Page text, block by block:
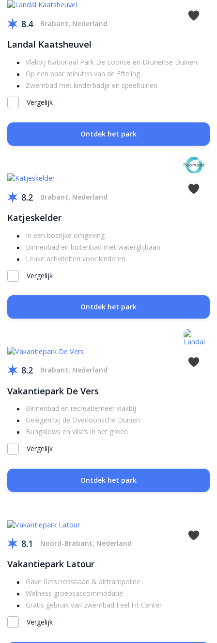
8.4 Brabant, Nederland
Landal Kaatsheuvel
Vlakbij Nationaal Park De Loonse en Drunense Duinen
Op een paar minuten van de Efteling
Zwembad met kinderbadje en speeltuinen
Vergelijk
Ontdek het park
8.2 Brabant, Nederland
Katjeskelder
In een bosrijke omgeving
Binnenbad en buitenbad met waterglijbaan
Leuke activiteiten voor kinderen
Vergelijk
Ontdek het park
8.2 Brabant, Nederland
Vakantiepark De Vers
Binnenbad en recreatiemeer vlakbij
Gelegen bij de Overloonsche Duinen
Bungalows en villa’s in het groen
Vergelijk
Ontdek het park
8.1 Noord-Brabant, Nederland
Vakantiepark Latour
Gave fietscrossbaan & airtrampoline
Welness groepsaccommodatie
Gratis gebruik van zwembad Feel Fit Center
Vergelijk